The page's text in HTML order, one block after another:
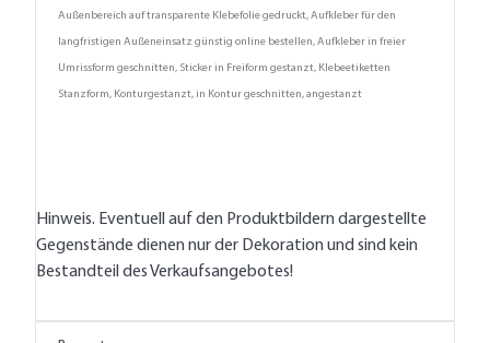
Außenbereich auf transparente Klebefolie gedruckt, Aufkleber für den
langfristigen Außeneinsatz günstig online bestellen, Aufkleber in freier
Umrissform geschnitten, Sticker in Freiform gestanzt, Klebeetiketten
Stanzform, Konturgestanzt, in Kontur geschnitten, angestanzt
Hinweis. Eventuell auf den Produktbildern dargestellte
Gegenstände dienen nur der Dekoration und sind kein
Bestandteil des Verkaufsangebotes!